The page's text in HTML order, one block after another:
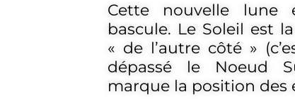
Cette nouvelle
bascule. Le Soleil est
« de l’autre côté »
dépassé le Noeud
marque la position des